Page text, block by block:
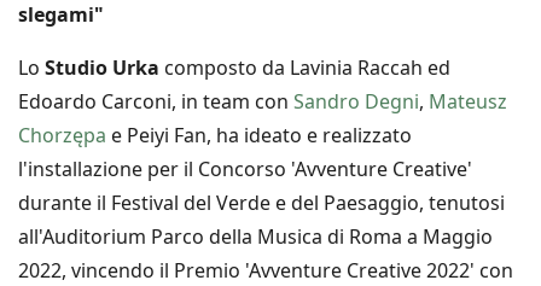
slegami"
Lo Studio Urka composto da Lavinia Raccah ed
Edoardo Carconi, in team con Sandro Degni, Mateusz
Chorzępa e Peiyi Fan, ha ideato e realizzato
l'installazione per il Concorso 'Avventure Creative'
durante il Festival del Verde e del Paesaggio, tenutosi
all'Auditorium Parco della Musica di Roma a Maggio
2022, vincendo il Premio 'Avventure Creative 2022' con